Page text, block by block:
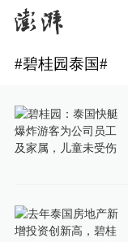
#碧桂园泰国#